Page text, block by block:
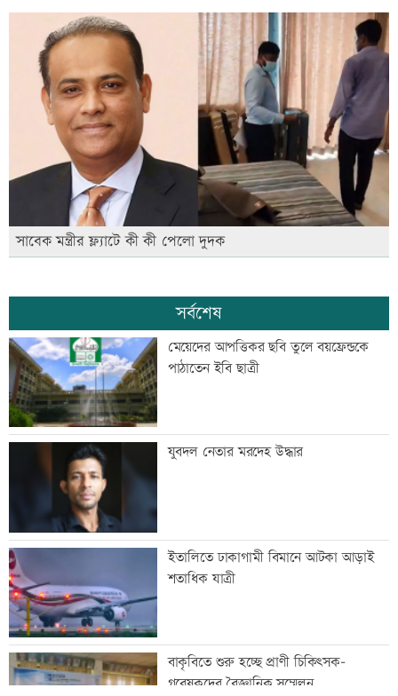
সাবেক মন্ত্রীর ফ্ল্যাটে কী কী পেলো দুদক
সর্বশেষ
মেয়েদের আপত্তিকর ছবি তুলে বয়ফ্রেন্ডকে
পাঠাতেন ইবি ছাত্রী
যুবদল নেতার মরদেহ উদ্ধার
ইতালিতে ঢাকাগামী বিমানে আটকা আড়াই
শতাধিক যাত্রী
বাকৃবিতে শুরু হচ্ছে প্রাণী চিকিৎসক-
গবেষকদের বৈজ্ঞানিক সম্মেলন